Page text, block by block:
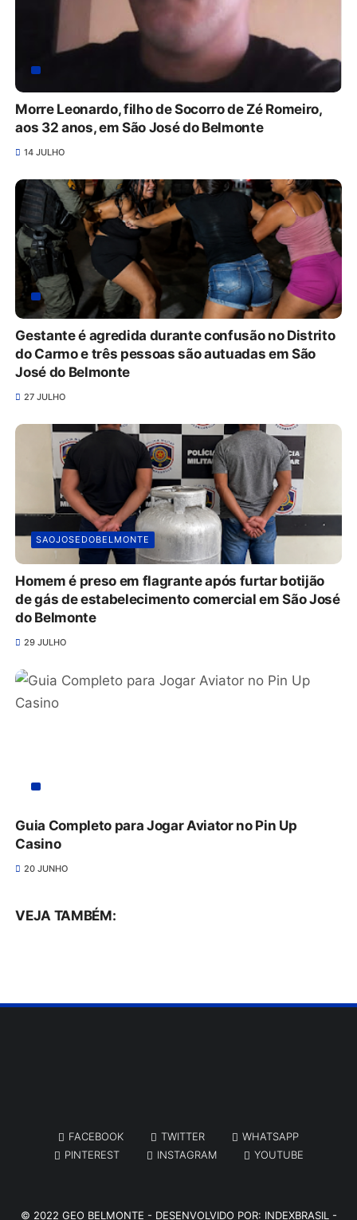
Morre Leonardo, filho de Socorro de Zé Romeiro,
aos 32 anos, em São José do Belmonte
14 JULHO
Gestante é agredida durante confusão no Distrito
do Carmo e três pessoas são autuadas em São
José do Belmonte
27 JULHO
SAOJOSEDOBELMONTE
Homem é preso em flagrante após furtar botijão
de gás de estabelecimento comercial em São José
do Belmonte
29 JULHO
Guia Completo para Jogar Aviator no Pin Up
Casino
20 JUNHO
VEJA TAMBÉM:
FACEBOOK TWITTER
WHATSAPP
PINTEREST
INSTAGRAM YOUTUBE
© 2022 GEO BELMONTE - DESENVOLVIDO POR: INDEXBRASIL -